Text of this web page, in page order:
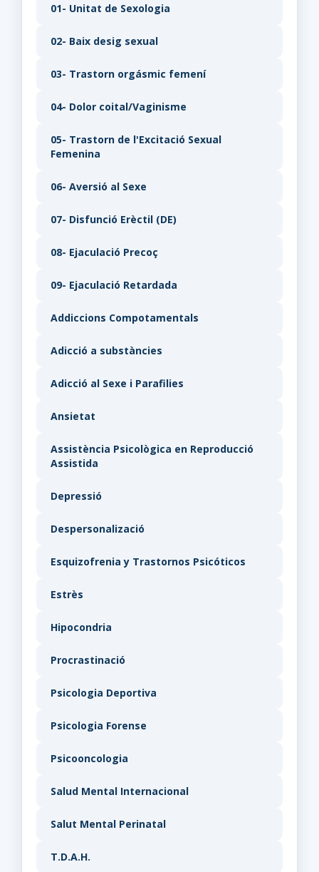
01- Unitat de Sexologia
02- Baix desig sexual
03- Trastorn orgásmic femení
04- Dolor coital/Vaginisme
05- Trastorn de l'Excitació Sexual
Femenina
06- Aversió al Sexe
07- Disfunció Erèctil (DE)
08- Ejaculació Precoç
09- Ejaculació Retardada
Addiccions Compotamentals
Adicció a substàncies
Adicció al Sexe i Parafilies
Ansietat
Assistència Psicològica en Reproducció
Assistida
Depressió
Despersonalizació
Esquizofrenia y Trastornos Psicóticos
Estrès
Hipocondria
Procrastinació
Psicologia Deportiva
Psicologia Forense
Psicooncologia
Salud Mental Internacional
Salut Mental Perinatal
T.D.A.H.